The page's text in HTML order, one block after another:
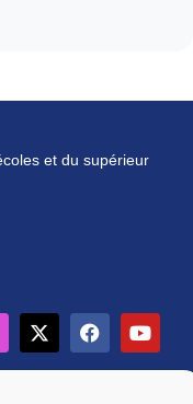
et du supérieur